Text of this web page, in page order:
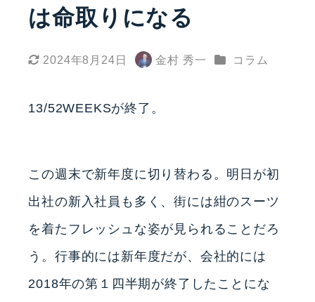
は命取りになる
2024年8月24日
著
金村 秀一 カテゴリー
コラム
13/52WEEKSが終了。
この週末で新年度に切り替わる。明日が初
出社の新入社員も多く、街には紺のスーツ
を着たフレッシュな姿が見られることだろ
う。行事的には新年度だが、会社的には
2018年の第１四半期が終了したことにな